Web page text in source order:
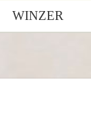
WINZER